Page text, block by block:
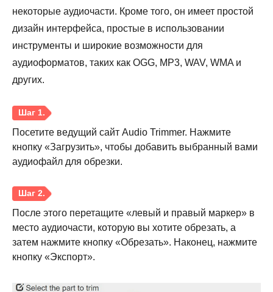
некоторые аудиочасти. Кроме того, он имеет простой
дизайн интерфейса, простые в использовании
инструменты и широкие возможности для
аудиоформатов, таких как OGG, MP3, WAV, WMA и
других.
Посетите ведущий сайт Audio Trimmer. Нажмите
кнопку «Загрузить», чтобы добавить выбранный вами
аудиофайл для обрезки.
После этого перетащите «левый и правый маркер» в
место аудиочасти, которую вы хотите обрезать, а
затем нажмите кнопку «Обрезать». Наконец, нажмите
кнопку «Экспорт».